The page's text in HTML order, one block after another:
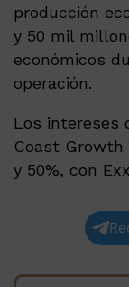
producción
y 50 mil
económicos
operación.
Los intereses
Coast Growth
y 50%, con